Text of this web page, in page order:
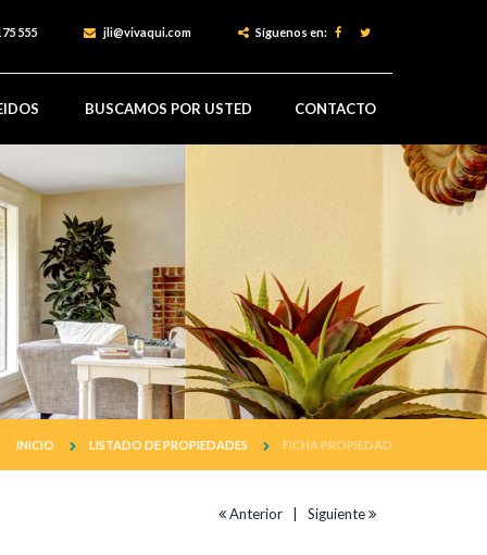
555 jli@vivaqui.com Síguenos en:
BUSCAMOS POR USTED CONTACTO
INICIO LISTADO DE PROPIEDADES FICHA PROPIEDAD
Siguiente
Anterior |